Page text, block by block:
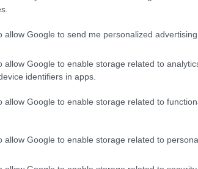
allow Google to send me personalized advertising.
allow Google to enable storage related to
identifiers in apps.
allow Google to enable storage related to
allow Google to enable storage related to
της αγωνιστικής δράσης έχει και
αγορά. Βρίσκεται κοντά στην
από τη Μακάμπι Τελ Αβίβ για τον
Παράλληλα, διαπραγματεύεται με
Παβάρ. Οι «νερατζούρι»
η Μπάγερν Μονάχου ζητάει στο
συνεχίζεται σήμερα (19/8) και αύριο
Βόλφσμπουργκ-Χαϊντενχάιμ,